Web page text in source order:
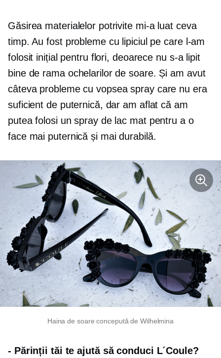
Găsirea materialelor potrivite mi-a luat ceva
timp. Au fost probleme cu lipiciul pe care l-am
folosit inițial pentru flori, deoarece nu s-a lipit
bine de rama ochelarilor de soare. Și am avut
câteva probleme cu vopsea spray care nu era
suficient de puternică, dar am aflat că am
putea folosi un spray de lac mat pentru a o
face mai puternică și mai durabilă.
Haina de soare concepută de Wilhelmina
- Părinții tăi te ajută să conduci L´Coule?